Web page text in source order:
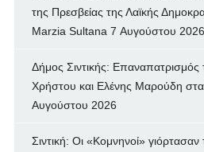
της Πρεσβείας της Λαϊκής
Marzia Sultana 7 Αυγούστου 2026
Δήμος Σιντικής:
Χρήστου και Ελένης Μαρούδη
Αυγούστου 2026
Σιντική: Οι «Κομνηνοί» γιόρτασαν